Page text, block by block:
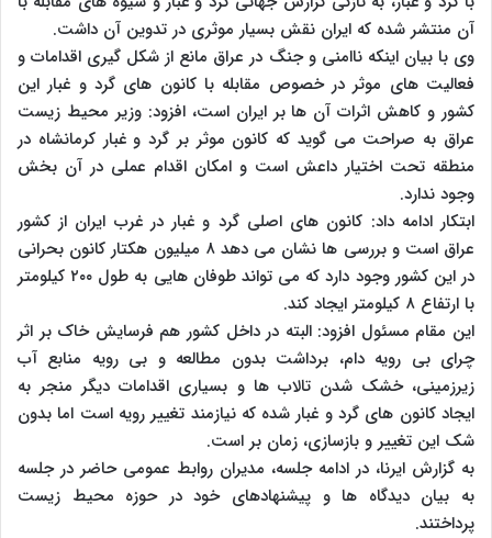
آن منتشر شده که ایران نقش بسیار موثری در تدوین آن داشت.
وی با بیان اینکه ناامنی و جنگ در عراق مانع از شکل گیری اقدامات و
فعالیت های موثر در خصوص مقابله با کانون های گرد و غبار این
کشور و کاهش اثرات آن ها بر ایران است، افزود: وزیر محیط زیست
عراق به صراحت می گوید که کانون موثر بر گرد و غبار کرمانشاه در
منطقه تحت اختیار داعش است و امکان اقدام عملی در آن بخش
وجود ندارد.
ابتکار ادامه داد: کانون های اصلی گرد و غبار در غرب ایران از کشور
عراق است و بررسی ها نشان می دهد ۸ میلیون هکتار کانون بحرانی
در این کشور وجود دارد که می تواند طوفان هایی به طول ۲۰۰ کیلومتر
با ارتفاع ۸ کیلومتر ایجاد کند.
این مقام مسئول افزود: البته در داخل کشور هم فرسایش خاک بر اثر
چرای بی رویه دام، برداشت بدون مطالعه و بی رویه منابع آب
زیرزمینی، خشک شدن تالاب ها و بسیاری اقدامات دیگر منجر به
ایجاد کانون های گرد و غبار شده که نیازمند تغییر رویه است اما بدون
شک این تغییر و بازسازی، زمان بر است.
به گزارش ایرنا، در ادامه جلسه، مدیران روابط عمومی حاضر در جلسه
به بیان دیدگاه ها و پیشنهادهای خود در حوزه محیط زیست
پرداختند.